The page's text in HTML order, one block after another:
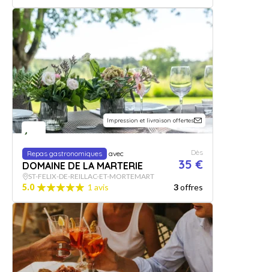
Impression et livraison offertes
Repas gastronomiques avec
DOMAINE DE LA MARTERIE
Dès
35 €
ST-FELIX-DE-REILLAC-ET-MORTEMART
5.0 1 avis 3offres